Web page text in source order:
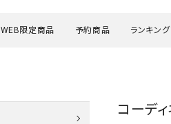
WEB限定商品 予約商品 ランキング
タンクト
コーデ